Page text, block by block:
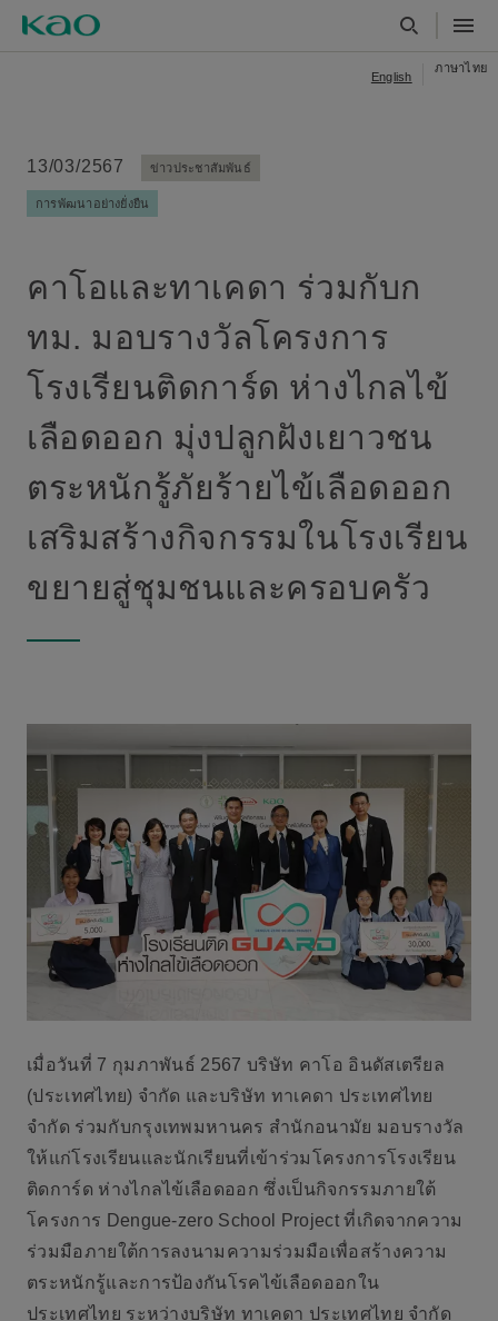
English
ภาษาไทย
13/03/2567 ข่าวประชาสัมพันธ์
การพัฒนาอย่างยั่งยืน
คาโอและทาเคดา ร่วมกับก
ทม. มอบรางวัลโครงการ
โรงเรียนติดการ์ด ห่างไกลไข้
เลือดออก มุ่งปลูกฝังเยาวชน
ตระหนักรู้ภัยร้ายไข้เลือดออก
เสริมสร้างกิจกรรมในโรงเรียน
ขยายสู่ชุมชนและครอบครัว
เมื่อวันที่ 7 กุมภาพันธ์ 2567 บริษัท คาโอ อินดัสเตรียล
(ประเทศไทย) จำกัด และบริษัท ทาเคดา ประเทศไทย
จำกัด ร่วมกับกรุงเทพมหานคร สำนักอนามัย มอบรางวัล
ให้แก่โรงเรียนและนักเรียนที่เข้าร่วมโครงการโรงเรียน
ติดการ์ด ห่างไกลไข้เลือดออก ซึ่งเป็นกิจกรรมภายใต้
โครงการ Dengue-zero School Project ที่เกิดจากความ
ร่วมมือภายใต้การลงนามความร่วมมือเพื่อสร้างความ
ตระหนักรู้และการป้องกันโรคไข้เลือดออกใน
ประเทศไทย ระหว่างบริษัท ทาเคดา ประเทศไทย จำกัด